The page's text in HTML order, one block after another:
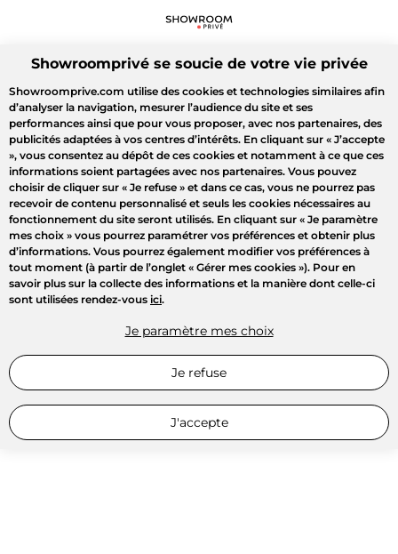
Showroomprivé se soucie de votre vie privée
Showroomprive.com utilise des cookies et technologies similaires afin
d’analyser la navigation, mesurer l’audience du site et ses
performances ainsi que pour vous proposer, avec nos partenaires, des
publicités adaptées à vos centres d’intérêts. En cliquant sur « J’accepte
», vous consentez au dépôt de ces cookies et notamment à ce que ces
informations soient partagées avec nos partenaires. Vous pouvez
choisir de cliquer sur « Je refuse » et dans ce cas, vous ne pourrez pas
recevoir de contenu personnalisé et seuls les cookies nécessaires au
fonctionnement du site seront utilisés. En cliquant sur « Je paramètre
mes choix » vous pourrez paramétrer vos préférences et obtenir plus
d’informations. Vous pourrez également modifier vos préférences à
tout moment (à partir de l’onglet « Gérer mes cookies »). Pour en
savoir plus sur la collecte des informations et la manière dont celle-ci
sont utilisées rendez-vous ici.
Je paramètre mes choix
Je refuse
J'accepte